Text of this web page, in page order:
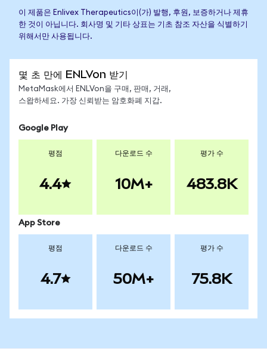
이 제품은 Enlivex Therapeutics이(가) 발행, 후원, 보증하거나 제휴
한 것이 아닙니다. 회사명 및 기타 상표는 기초 참조 자산을 식별하기
위해서만 사용됩니다.
몇 초 만에 ENLVon 받기
MetaMask에서 ENLVon을 구매, 판매, 거래,
스왑하세요. 가장 신뢰받는 암호화폐 지갑.
Google Play
평점
4.4
다운로드 수
10M+
평가 수
483.8K
App Store
평점
4.7
다운로드 수
50M+
평가 수
75.8K